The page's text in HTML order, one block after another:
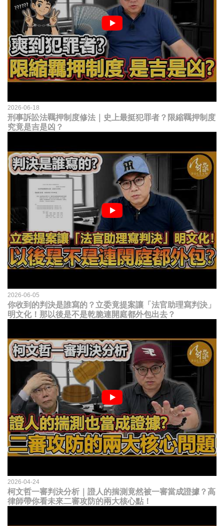
2026-06-18
刑事訴訟法羈押制度修法｜史上最挺犯罪者？限縮羈押制度
究竟是吉是凶？
2026-06-05
你收到的判決是誰寫的？立委竟提案讓「法官助理寫判決」
明文化！那以後是不是乾脆連開庭都外包出去？
2026-04-24
柯文哲一審判決分析｜證人的揣測竟然被一審當成證據？高
律師帶你看未來二審攻防的兩大核心點！